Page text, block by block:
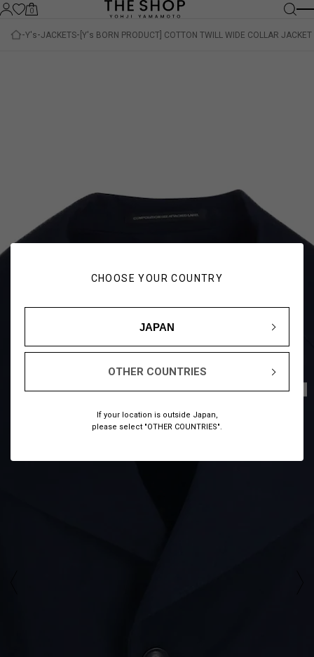
CHOOSE YOUR COUNTRY
JAPAN
OTHER COUNTRIES
If your location is outside Japan,
please select "OTHER COUNTRIES".
0
Y's JACKETS [Y's BORN PRODUCT] COTTON TWILL WIDE COLLAR JACKET
1